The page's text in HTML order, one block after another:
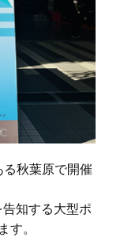
秋葉原で開催
知する大型ポ
す。